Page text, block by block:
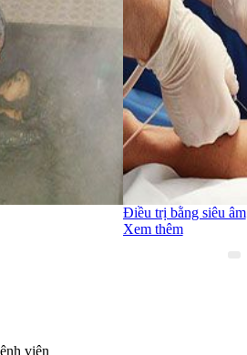
Điều trị bằng siêu âm
Xem thêm
viện